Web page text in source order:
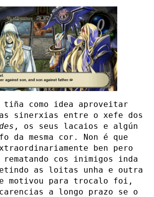
tiña como idea aproveitar
sinerxias entre o xefe dos
, os seus lacaios e algún
da mesma cor. Non é que
ben pero
cos inimigos inda
as loitas unha e outra
motivou para trocalo foi,
a longo prazo se o